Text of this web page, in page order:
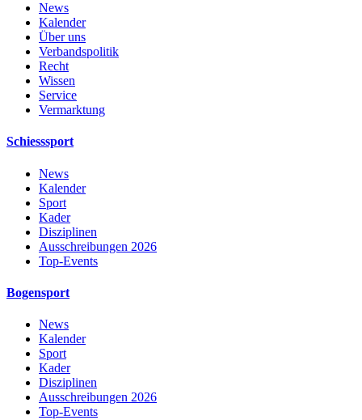
News
Kalender
Über uns
Verbandspolitik
Recht
Wissen
Service
Vermarktung
Schiesssport
News
Kalender
Sport
Kader
Disziplinen
Ausschreibungen 2026
Top-Events
Bogensport
News
Kalender
Sport
Kader
Disziplinen
Ausschreibungen 2026
Top-Events